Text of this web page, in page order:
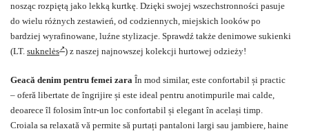
nosząc rozpiętą jako lekką kurtkę. Dzięki swojej wszechstronności pasuje
do wielu różnych zestawień, od codziennych, miejskich looków po
bardziej wyrafinowane, luźne stylizacje. Sprawdź także denimowe sukienki
(LT. suknelės ) z naszej najnowszej kolekcji hurtowej odzieży!
Geacă denim pentru femei zara În mod similar, este confortabil și practic
– oferă libertate de îngrijire și este ideal pentru anotimpurile mai calde,
deoarece îl folosim într-un loc confortabil și elegant în același timp.
Croiala sa relaxată vă permite să purtați pantaloni largi sau jambiere, haine